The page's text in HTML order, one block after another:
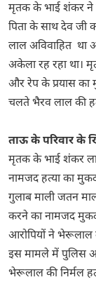
मृतक के भाई शंकर ने
पिता के साथ देव जी
लाल अविवाहित था
अकेला रह रहा था।
और रेप के प्रयास का
चलते भैरव लाल की
ताऊ के परिवार के
मृतक के भाई शंकर
नामजद हत्या का
गुलाब माली जतन
करने का नामजद
आरोपियों ने भेरूलाल
इस मामले में पुलिस
भेरूलाल की निर्मल